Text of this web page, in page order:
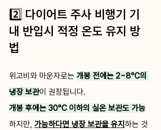
2️⃣ 다이어트 주사 비행기 기
내 반입시 적정 온도 유지 방
법
위고비와 마운자로는 개봉 전에는 2~8°C의
냉장 보관이 권장됩니다.
개봉 후에는 30°C 이하의 실온 보관도 가능
하지만, 가능하다면 냉장 보관을 유지 하는 것